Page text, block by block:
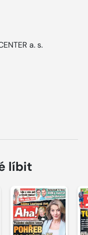
a. s.
líbit